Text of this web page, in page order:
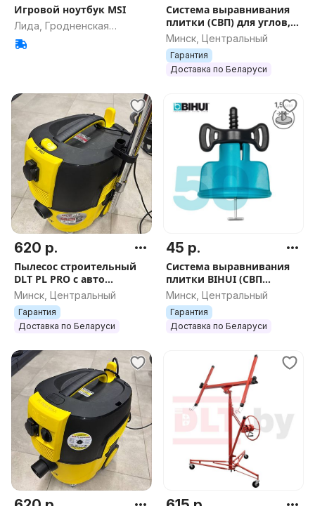
Игровой ноутбук MSI
Лида, Гродненская
область
Система выравнивания
плитки (СВП) для углов,
30 штук, арт.2350
Минск, Центральный
Гарантия
Доставка по Беларуси
620 р.
Пылесос строительный
DLT PL PRO с авто
очисткой, арт. 0792
Минск, Центральный
Гарантия
Доставка по Беларуси
45 р.
Система выравнивания
плитки BIHUI (СВП
многоразовая), 1,5мм,
50шт, арт.TSL50
Минск, Центральный
Гарантия
Доставка по Беларуси